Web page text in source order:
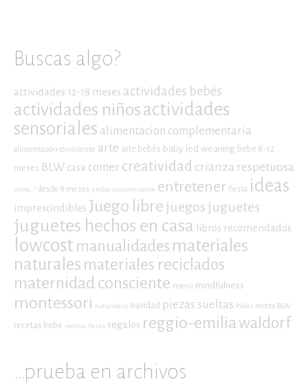
Buscas algo?
actividades 12-18 meses actividades bebés
actividades niñosactividades
sensoriales alimentacion complementaria
alimentación consciente arte arte bebés baby led weaning bebe 8-12
meses BLW casa comer creatividad crianza respetuosa
cómo...? desde 8 meses embarazo consciente entretener fiesta ideas
imprescindibles Juego librejuegosjuguetes
juguetes hechos en casa libros recomendados
lowcost manualidades materiales
naturales materiales reciclados
maternidad consciente menú mindfulness
montessori naturaleza navidad piezas sueltas Pikler receta BLW
recetas bebe recetas fiesta regalos reggio-emilia waldorf
…prueba en archivos